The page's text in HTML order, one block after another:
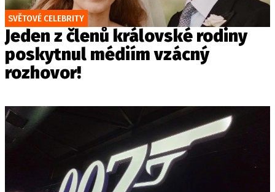
SVĚTOVÉ CELEBRITY
Jeden z členů královské rodiny
poskytnul médiím vzácný
rozhovor!